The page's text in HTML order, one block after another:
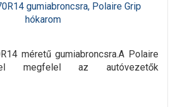
gumiabroncsra, Polaire Grip
hókarom
méretű gumiabroncsra.A Polaire
megfelel az autóvezetők